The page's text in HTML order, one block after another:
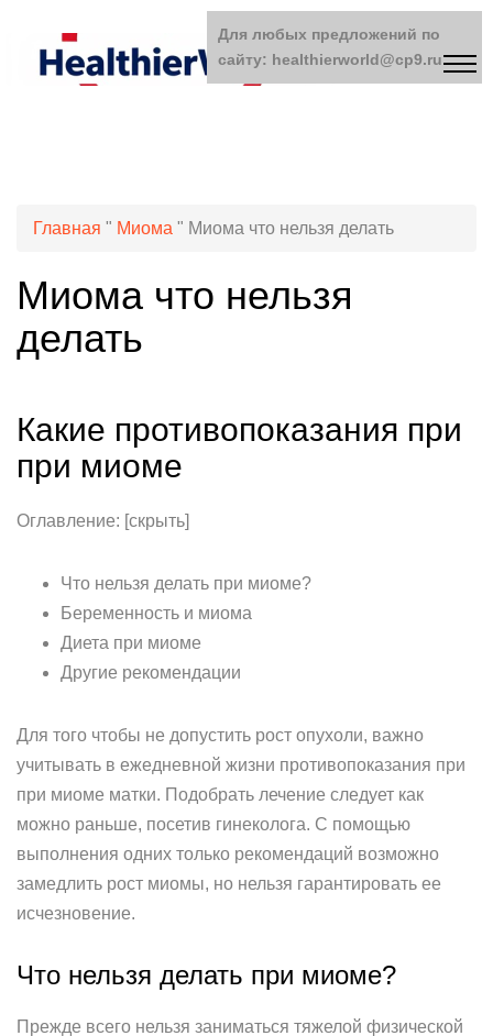
Главная " Миома " Миома что нельзя делать
Миома что нельзя
делать
Какие противопоказания при
при миоме
Оглавление: [скрыть]
Что нельзя делать при миоме?
Беременность и миома
Диета при миоме
Другие рекомендации
Для того чтобы не допустить рост опухоли, важно
учитывать в ежедневной жизни противопоказания при
при миоме матки. Подобрать лечение следует как
можно раньше, посетив гинеколога. С помощью
выполнения одних только рекомендаций возможно
замедлить рост миомы, но нельзя гарантировать ее
исчезновение.
Что нельзя делать при миоме?
Прежде всего нельзя заниматься тяжелой физической
Для любых предложений по
сайту: healthierworld@cp9.ru